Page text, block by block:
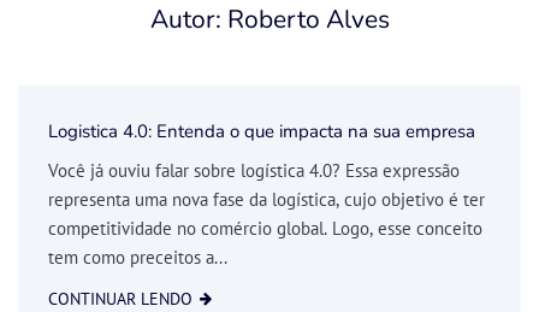
Autor: Roberto Alves
Logistica 4.0: Entenda o que impacta na sua empresa
Você já ouviu falar sobre logística 4.0? Essa expressão
representa uma nova fase da logística, cujo objetivo é ter
competitividade no comércio global. Logo, esse conceito
tem como preceitos a...
CONTINUAR LENDO